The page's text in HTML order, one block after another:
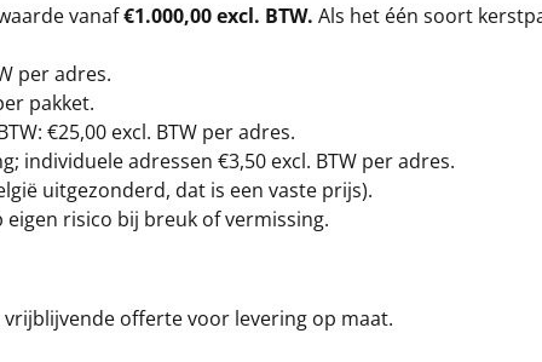
vanaf€1.000,00 excl. BTW. Als het één soort
per adres.
pakket.
€25,00 excl. BTW per adres.
individuele adressen €3,50 excl. BTW per adres.
uitgezonderd, dat is een vaste prijs).
risico bij breuk of vermissing.
offerte voor levering op maat.